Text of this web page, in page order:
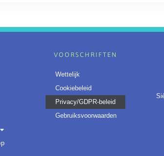
VOORSCHRIFTEN
Wettelijk
Cookiebeleid
Privacy/GDPR-beleid
Gebruiksvoorwaarden